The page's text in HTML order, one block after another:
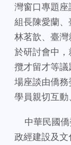
灣窗口專題座
組長陳愛蘭
林茗歆、臺
於研討會中
攬才留才等
場座談由僑
學員親切互動
中華民國僑
政經建設及